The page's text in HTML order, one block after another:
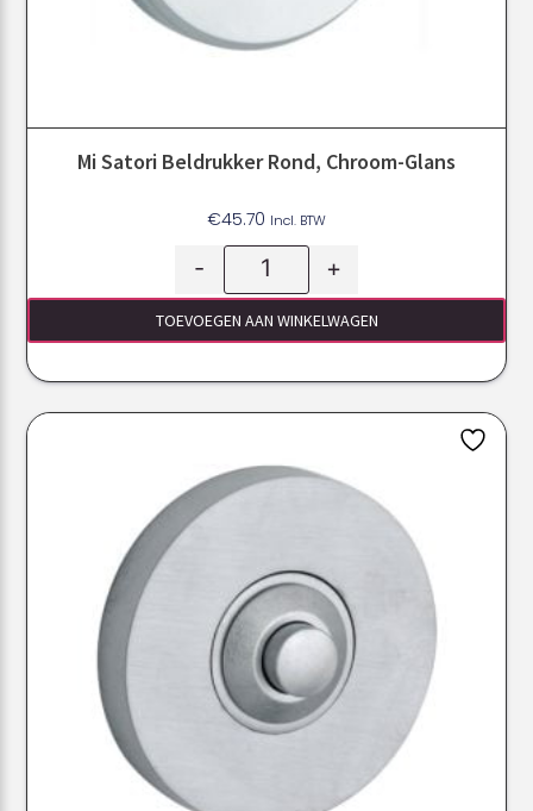
Mi Satori Beldrukker Rond, Chroom-Glans
€45.70 Incl. BTW
- +
TOEVOEGEN AAN WINKELWAGEN